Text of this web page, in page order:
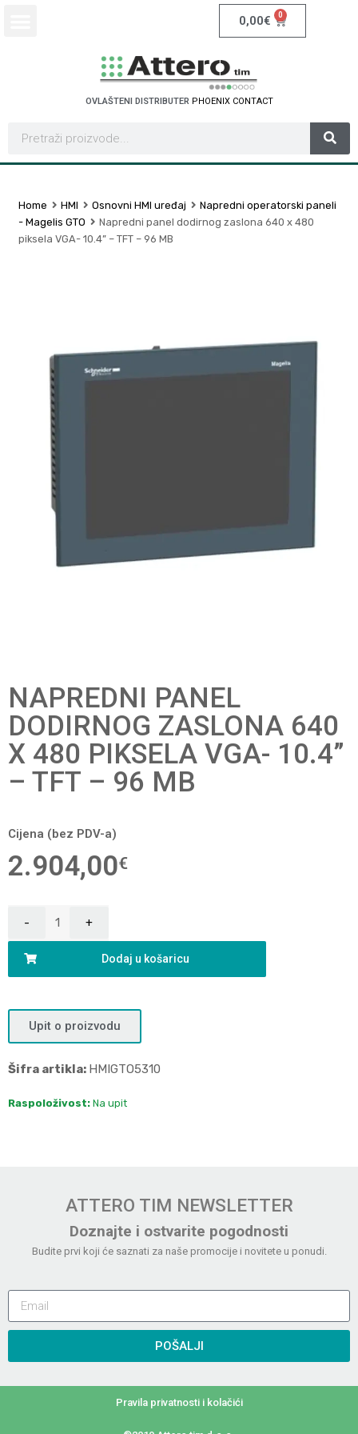
0,00€ 0
OVLAŠTENI DISTRIBUTER PHOENIX CONTACT
Home HMI Osnovni HMI uređaj
Napredni operatorski paneli
- Magelis GTO
Napredni panel dodirnog zaslona 640 x 480
piksela VGA- 10.4” – TFT – 96 MB
NAPREDNI PANEL
DODIRNOG ZASLONA 640
X 480 PIKSELA VGA- 10.4”
– TFT – 96 MB
Cijena (bez PDV-a)
2.904,00€
Dodaj u košaricu
Upit o proizvodu
Šifra artikla: HMIGTO5310
Raspoloživost: Na upit
ATTERO TIM NEWSLETTER
Doznajte i ostvarite pogodnosti
Budite prvi koji će saznati za naše promocije i novitete u ponudi.
POŠALJI
Pravila privatnosti i kolačići